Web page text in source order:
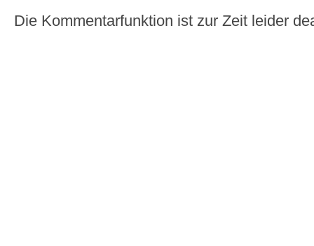
Die Kommentarfunktion ist zur Zeit leider